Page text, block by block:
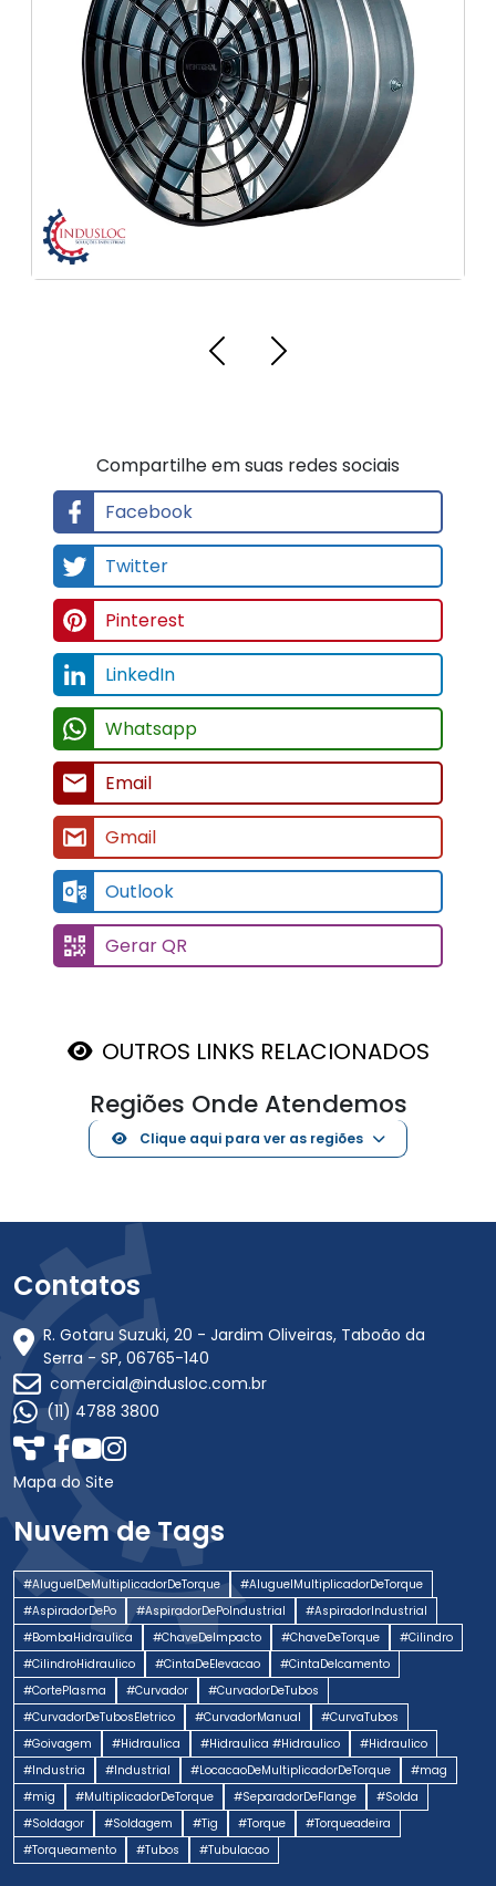
Distribuidora de Chave de Impacto
Compartilhe em suas redes sociais
Facebook
Twitter
Pinterest
LinkedIn
Whatsapp
Email
Gmail
Outlook
Gerar QR
OUTROS LINKS RELACIONADOS
Regiões Onde Atendemos
Clique aqui para ver as regiões
Contatos
R. Gotaru Suzuki, 20 - Jardim Oliveiras, Taboão da
Serra - SP, 06765-140
comercial@indusloc.com.br
(11) 4788 3800
Mapa do Site
Nuvem de Tags
#AluguelDeMultiplicadorDeTorque
#AluguelMultiplicadorDeTorque
#AspiradorDePo
#AspiradorDePoIndustrial
#AspiradorIndustrial
#BombaHidraulica
#ChaveDeImpacto #ChaveDeTorque
#Cilindro
#CilindroHidraulico
#CintaDeElevacao
#CintaDeIcamento
#CortePlasma
#Curvador
#CurvadorDeTubos
#CurvadorDeTubosEletrico
#CurvadorManual
#CurvaTubos
#Goivagem
#Hidraulica #Hidraulica #Hidraulico
#Hidraulico
#Industria
#Industrial #LocacaoDeMultiplicadorDeTorque
#mag
#mig
#MultiplicadorDeTorque #SeparadorDeFlange
#Solda
#Soldagor
#Soldagem #Tig #Torque
#Torqueadeira
#Torqueamento
#Tubos #Tubulacao